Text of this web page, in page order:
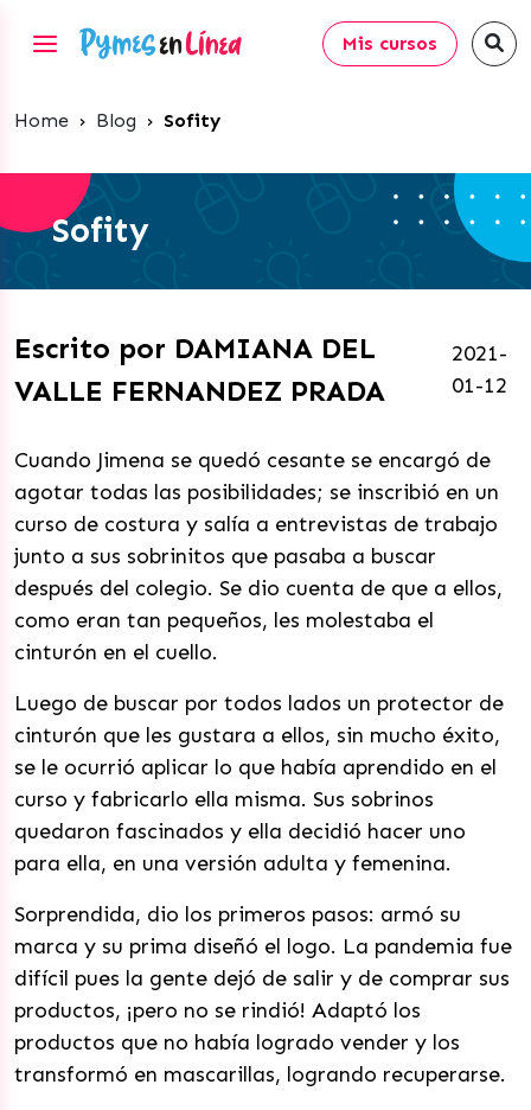
Mis cursos
Home › Blog › Sofity
Sofity
Escrito por DAMIANA DEL
VALLE FERNANDEZ PRADA
2021-
01-12
Cuando Jimena se quedó cesante se encargó de
agotar todas las posibilidades; se inscribió en un
curso de costura y salía a entrevistas de trabajo
junto a sus sobrinitos que pasaba a buscar
después del colegio. Se dio cuenta de que a ellos,
como eran tan pequeños, les molestaba el
cinturón en el cuello.
Luego de buscar por todos lados un protector de
cinturón que les gustara a ellos, sin mucho éxito,
se le ocurrió aplicar lo que había aprendido en el
curso y fabricarlo ella misma. Sus sobrinos
quedaron fascinados y ella decidió hacer uno
para ella, en una versión adulta y femenina.
Sorprendida, dio los primeros pasos: armó su
marca y su prima diseñó el logo. La pandemia fue
difícil pues la gente dejó de salir y de comprar sus
productos, ¡pero no se rindió! Adaptó los
productos que no había logrado vender y los
transformó en mascarillas, logrando recuperarse.